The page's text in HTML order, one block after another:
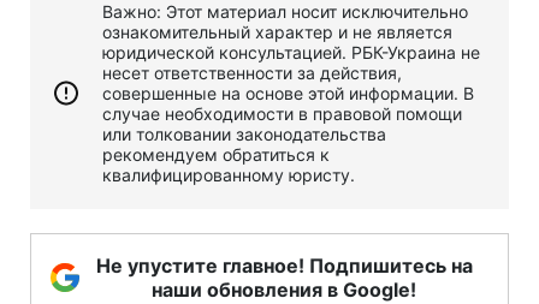
Важно: Этот материал носит исключительно
ознакомительный характер и не является
юридической консультацией. РБК-Украина не
несет ответственности за действия,
совершенные на основе этой информации. В
случае необходимости в правовой помощи
или толковании законодательства
рекомендуем обратиться к
квалифицированному юристу.
Не упустите главное! Подпишитесь на
наши обновления в Google!